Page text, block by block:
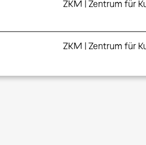
ZKM | Zentrum für
ZKM | Zentrum für